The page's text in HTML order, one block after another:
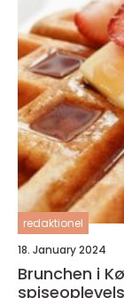
redaktionel
18. January 2024
Brunchen i